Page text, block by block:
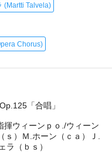
(Martti Talvela)
Chorus)
「合唱」
揮ウィーンｐｏ./ウィーン
）Ｍ.ホーン（ｃａ）Ｊ.
ラ（ｂｓ）